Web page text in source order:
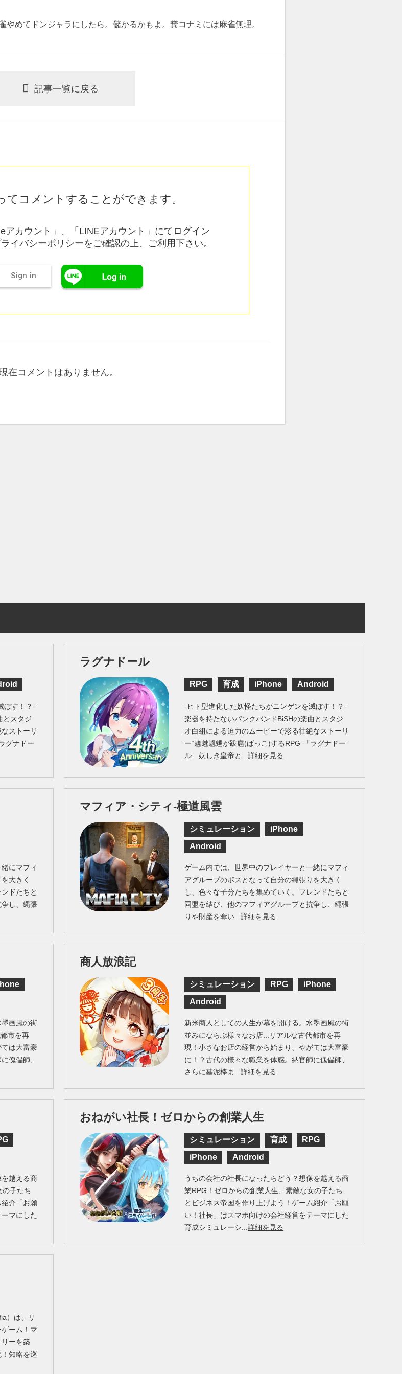
めてドンジャラにしたら。儲かるかもよ。糞コナミには麻雀無理。
記事一覧に戻る
コメントすることができます。
アカウント」、「LINEアカウント」にてログイン
イバシーポリシーをご確認の上、ご利用下さい。
Sign in
在コメントはありません。
ぼす！？-
とスタジ
ストーリ
グナドー
ラグナドール
RPG 育成 iPhone Android
-ヒト型進化した妖怪たちがニンゲンを滅ぼす！？-
楽器を持たないパンクバンドBiSHの楽曲とスタジ
オ白組による迫力のムービーで彩る壮絶なストーリ
ー“魑魅魍魎が跋扈(ばっこ)するRPG”「ラグナドー
ル 妖しき皇帝と...詳細を見る
にマフィ
大きく
ドたちと
し、縄張
マフィア・シティ-極道風雲
シミュレーション
iPhone
Android
ゲーム内では、世界中のプレイヤーと一緒にマフィ
アグループのボスとなって自分の縄張りを大きく
し、色々な子分たちを集めていく。フレンドたちと
同盟を結び、他のマフィアグループと抗争し、縄張
りや財産を奪い...詳細を見る
画風の街
市を再
は大富豪
傀儡師、
商人放浪記
シミュレーション RPG
iPhone
Android
新米商人としての人生が幕を開ける。水墨画風の街
並みにならぶ様々なお店...リアルな古代都市を再
現！小さなお店の経営から始まり、やがては大富豪
に！？古代の様々な職業を体感。納官師に傀儡師、
さらに墓泥棒ま...詳細を見る
越える商
の子たち
介「お願
マにした
おねがい社長！ゼロからの創業人生
シミュレーション 育成
RPG
iPhone
Android
うちの会社の社長になったらどう？想像を越える商
業RPG！ゼロからの創業人生、素敵な女の子たち
とビジネス帝国を作り上げよう！ゲーム紹介「お願
い！社長」はスマホ向けの会社経営をテーマにした
育成シミュレーシ...詳細を見る
）は、リ
ーム！マ
ーを築
知略を巡